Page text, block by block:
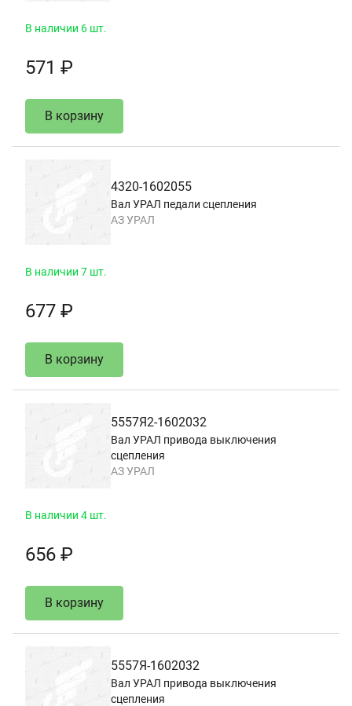
В наличии 6 шт.
571 ₽
В корзину
4320-1602055
Вал УРАЛ педали сцепления
АЗ УРАЛ
В наличии 7 шт.
677 ₽
В корзину
5557Я2-1602032
Вал УРАЛ привода выключения
сцепления
АЗ УРАЛ
В наличии 4 шт.
656 ₽
В корзину
5557Я-1602032
Вал УРАЛ привода выключения
сцепления